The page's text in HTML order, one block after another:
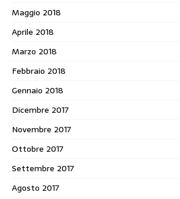
Maggio 2018
Aprile 2018
Marzo 2018
Febbraio 2018
Gennaio 2018
Dicembre 2017
Novembre 2017
Ottobre 2017
Settembre 2017
Agosto 2017